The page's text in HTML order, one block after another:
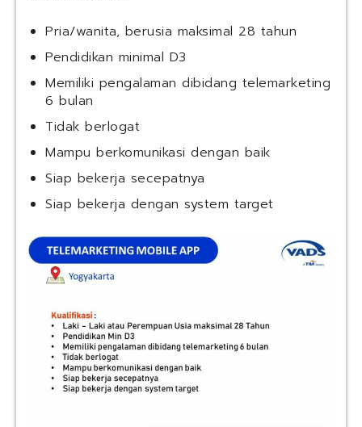
Pria/wanita, berusia maksimal 28 tahun
Pendidikan minimal D3
Memiliki pengalaman dibidang telemarketing
6 bulan
Tidak berlogat
Mampu berkomunikasi dengan baik
Siap bekerja secepatnya
Siap bekerja dengan system target